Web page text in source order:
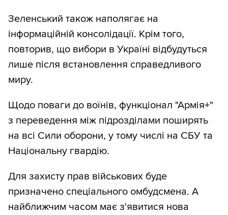
Зеленський також наполягає на
інформаційній консолідації. Крім того,
повторив, що вибори в Україні відбудуться
лише після встановлення справедливого
миру.
Щодо поваги до воїнів, функціонал "Армія+"
з переведення між підрозділами поширять
на всі Сили оборони, у тому числі на СБУ та
Національну гвардію.
Для захисту прав військових буде
призначено спеціального омбудсмена. А
найближчим часом має з'явитися нова